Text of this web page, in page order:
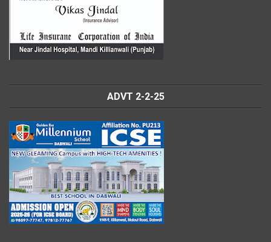
ADVT 2-2-25